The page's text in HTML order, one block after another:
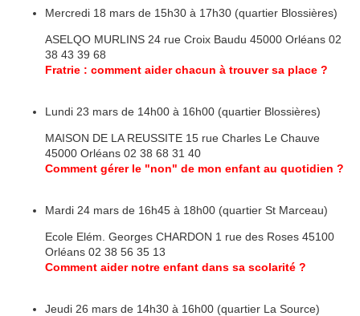
Mercredi 18 mars de 15h30 à 17h30 (quartier Blossières)
ASELQO MURLINS 24 rue Croix Baudu 45000 Orléans 02
38 43 39 68
Fratrie : comment aider chacun à trouver sa place ?
Lundi 23 mars de 14h00 à 16h00 (quartier Blossières)
MAISON DE LA REUSSITE 15 rue Charles Le Chauve
45000 Orléans 02 38 68 31 40
Comment gérer le "non" de mon enfant au quotidien ?
Mardi 24 mars de 16h45 à 18h00 (quartier St Marceau)
Ecole Elém. Georges CHARDON 1 rue des Roses 45100
Orléans 02 38 56 35 13
Comment aider notre enfant dans sa scolarité ?
Jeudi 26 mars de 14h30 à 16h00 (quartier La Source)